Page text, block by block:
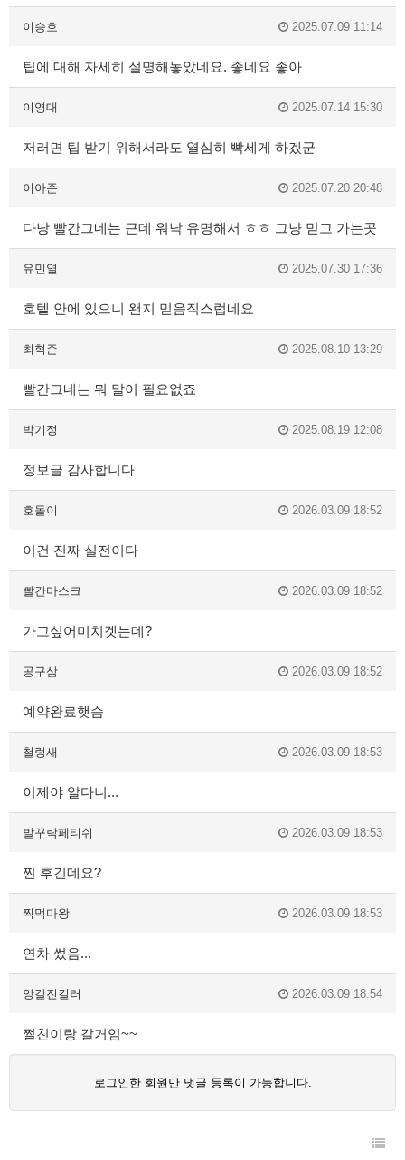
이승호 2025.07.09 11:14
팁에 대해 자세히 설명해놓았네요. 좋네요 좋아
이영대 2025.07.14 15:30
저러면 팁 받기 위해서라도 열심히 빡세게 하겠군
이아준 2025.07.20 20:48
다낭 빨간그네는 근데 워낙 유명해서 ㅎㅎ 그냥 믿고 가는곳
유민열 2025.07.30 17:36
호텔 안에 있으니 왠지 믿음직스럽네요
최혁준 2025.08.10 13:29
빨간그네는 뭐 말이 필요없죠
박기정 2025.08.19 12:08
정보글 감사합니다
호돌이 2026.03.09 18:52
이건 진짜 실전이다
빨간마스크 2026.03.09 18:52
가고싶어미치겟는데?
공구삼 2026.03.09 18:52
예약완료햇슴
철렁새 2026.03.09 18:53
이제야 알다니...
발꾸락페티쉬 2026.03.09 18:53
찐 후긴데요?
찍먹마왕 2026.03.09 18:53
연차 썼음...
앙칼진킬러 2026.03.09 18:54
쩔친이랑 갈거임~~
로그인한 회원만 댓글 등록이 가능합니다.